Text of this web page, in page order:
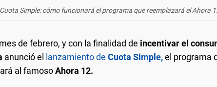
Cuota Simple: cómo funcionará el programa que reemplazará el Ahora
de febrero, y con la finalidad de incentivar el
anunció el lanzamiento de Cuota Simple,el programa
al famosoAhora 12.